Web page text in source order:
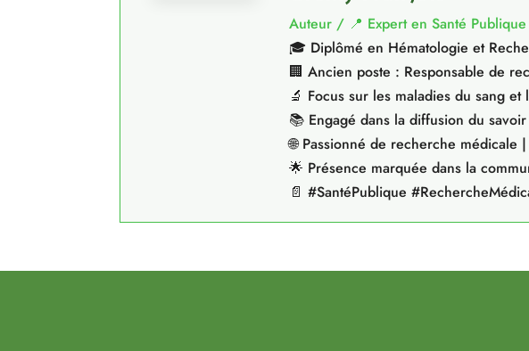
Auteur / 📍 Expert en Santé
🎓 Diplômé en Hématologie et
🏢 Ancien poste : Responsable de
🔬 Focus sur les maladies du sang
📚 Engagé dans la diffusion du
🌐 Passionné de recherche médicale
🌟 Présence marquée dans la
📄 #SantéPublique